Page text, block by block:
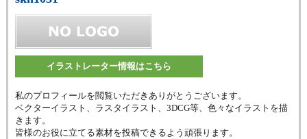
イラストレーター情報はこちら
私のプロフィールを閲覧いただきありがとうございます。
ベクターイラスト、ラスタイラスト、3DCG等、色々なイラストを描
きます。
皆様のお役に立てる素材を投稿できるよう頑張ります。